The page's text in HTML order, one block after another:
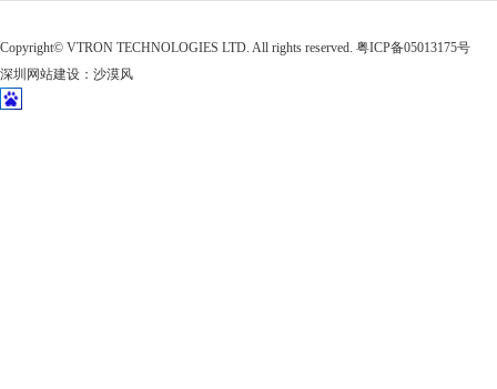
Copyright© VTRON TECHNOLOGIES LTD. All rights reserved. 粤ICP备05013175号
深圳网站建设 ： 沙漠风